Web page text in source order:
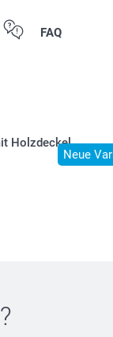
Alle Preise verstehen
FAQ
Neue
Holzdeckel
?